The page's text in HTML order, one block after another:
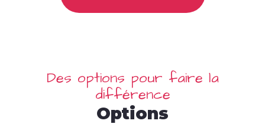
Des options pour faire la
différence
Options